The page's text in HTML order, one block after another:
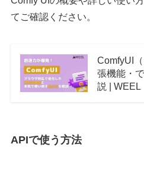
てご確認ください。
ComfyUI
張機能・
説 | WEEL
APIで使う方法